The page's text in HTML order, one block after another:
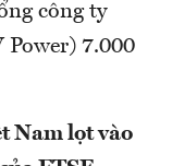
công ty
7.000
Nam lọt vào